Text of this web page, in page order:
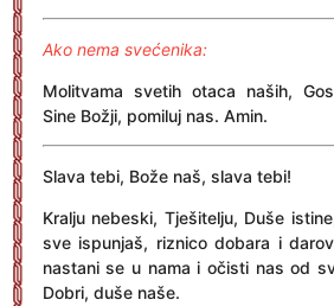
Ako nema svećenika:
Molitvama svetih otaca naših,
Sine Božji, pomiluj nas. Amin.
Slava tebi, Bože naš, slava tebi!
Kralju nebeski, Tješitelju, Duše
sve ispunjaš, riznico dobara i
nastani se u nama i očisti nas od
Dobri, duše naše.